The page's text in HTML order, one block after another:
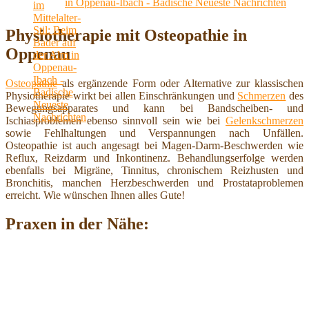
Physiotherapie mit Osteopathie in
Oppenau
Osteopathieals ergänzende Form oder Alternative zur klassischen
Physiotherapie wirkt bei allen Einschränkungen und Schmerzen des
Bewegungsapparates und kann bei Bandscheiben- und
Ischiasproblemen ebenso sinnvoll sein wie bei Gelenkschmerzen
sowie Fehlhaltungen und Verspannungen nach Unfällen.
Osteopathie ist auch angesagt bei Magen-Darm-Beschwerden wie
Reflux, Reizdarm und Inkontinenz. Behandlungserfolge werden
ebenfalls bei Migräne, Tinnitus, chronischem Reizhusten und
Bronchitis, manchen Herzbeschwerden und Prostataproblemen
erreicht. Wie wünschen Ihnen alles Gute!
Praxen in der Nähe: